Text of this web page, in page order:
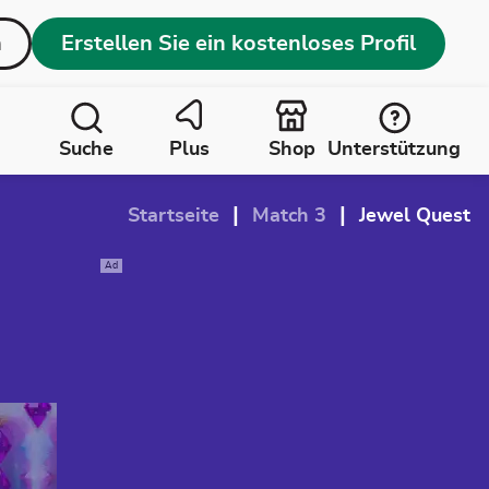
Erstellen Sie ein kostenloses Profil
Suche Plus Shop Unterstützung
Startseite Match 3 Jewel Quest
Ad